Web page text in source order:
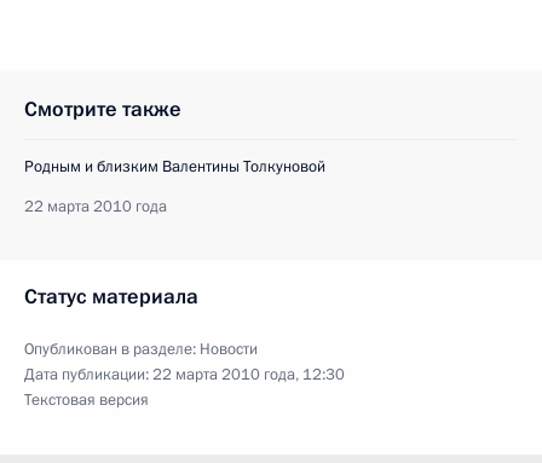
Смотрите также
Родным и близким Валентины Толкуновой
22 марта 2010 года
Статус материала
Опубликован в разделе: Новости
Дата публикации:22 марта 2010 года, 12:30
Текстовая версия